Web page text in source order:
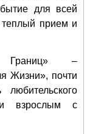
для всей
теплый прием и
Границ» –
Жизни», почти
взрослым с